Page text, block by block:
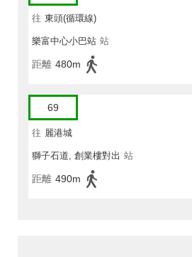
往 東頭(循環線)
樂富中心小巴站 站
距離 480m
69
往 麗港城
獅子石道, 創業樓對出 站
距離 490m